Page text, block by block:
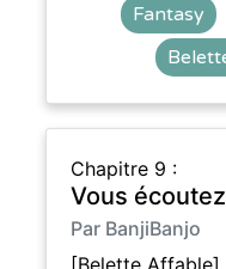
Fantasy
Chapitre 9 :
Vous
Par BanjiBanjo
[Belette Affable]